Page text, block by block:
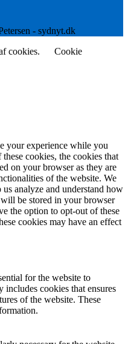
- sydnyt.dk
cookies.
Cookie
your experience while you
cookies, the cookies that
on your browser as they are
of the website. We
analyze and understand how
be stored in your browser
the option to opt-out of these
cookies may have an effect
for the website to
cookies that ensures
of the website. These